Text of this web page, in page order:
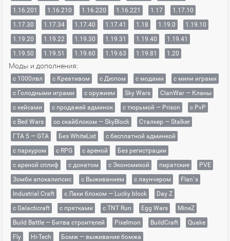
1.16.201
1.16.210 1.16.220 1.16.221 1.17
1.17.10
1.17.30
1.17.34 1.17.40 1.17.41 1.18 1.19.0
1.19.10
1.19.20
1.19.22 1.19.30 1.19.31 1.19.40
1.19.41
1.19.50
1.19.51 1.19.60 1.19.63 1.19.81 1.20
Моды и дополнения:
с 1000лвл c Креативом с Дюпом с модами
с мини играми
с Голодными играми
с оружием Sky Wars
ClanWar — Кланы
с кейсами
с продажей админок с тюрьмой — Prison
с PvP
с Bed Wars
со скайблоком — SkyBlock
Сталкер — Stalker
ГТА 5 — GTA
Без WhiteList
с бесплатной админкой
с паркуром
с RPG с ареной
Без регистрации
с ареной сплиф
с донатом с Экономикой пиратские
PVE
Зомби апокалипсис
с Выживанием с лаунчером
Flan`s
Industrial Craft
с Лаки блоком — Lucky block
Day Z
с Galacticraft
с прятками с TNT Run Egg Wars
MineZ
Build Battle — Битва строителей
Pixelmon BuildCraft
Quake
Fly
Hi-Tech
Бомж — выживание бомжа